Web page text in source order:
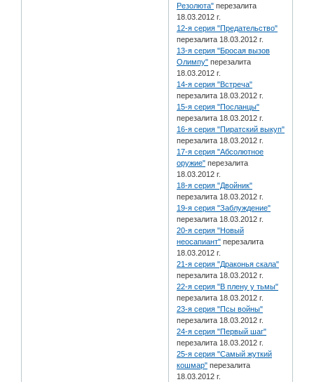
Резолюта" перезалита
18.03.2012 г.
12-я серия "Предательство"
перезалита 18.03.2012 г.
13-я серия "Бросая вызов
Олимпу" перезалита
18.03.2012 г.
14-я серия "Встреча"
перезалита 18.03.2012 г.
15-я серия "Посланцы"
перезалита 18.03.2012 г.
16-я серия "Пиратский выкуп"
перезалита 18.03.2012 г.
17-я серия "Абсолютное
оружие" перезалита
18.03.2012 г.
18-я серия "Двойник"
перезалита 18.03.2012 г.
19-я серия "Заблуждение"
перезалита 18.03.2012 г.
20-я серия "Новый
неосапиант" перезалита
18.03.2012 г.
21-я серия "Драконья скала"
перезалита 18.03.2012 г.
22-я серия "В плену у тьмы"
перезалита 18.03.2012 г.
23-я серия "Псы войны"
перезалита 18.03.2012 г.
24-я серия "Первый шаг"
перезалита 18.03.2012 г.
25-я серия "Самый жуткий
кошмар" перезалита
18.03.2012 г.